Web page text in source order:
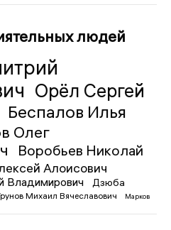
людей
Орёл Сергей
Беспалов Илья
Олег
Воробьев Николай
Алоисович
Владимирович
Дзюба
Михаил Вячеславович
Марков